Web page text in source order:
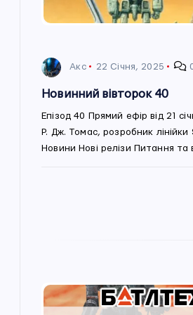
Акс 22 Січня, 2025
Новинний вівторок 40
Епізод 40 Прямий ефір від 21
Р. Дж. Томас, розробник лінійки
Новини Нові релізи Питання та